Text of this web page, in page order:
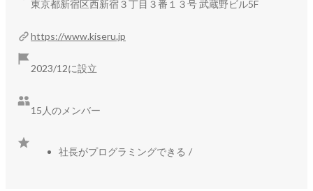
https://www.kiseru.jp
2023/12に設立
15人のメンバー
社長がプログラミングできる /
東京都新宿区西新宿３丁目３番１３号 武蔵野ビル5F